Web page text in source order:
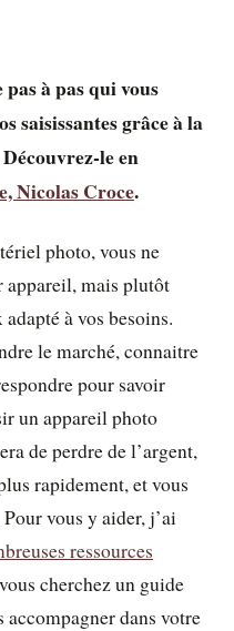
à pas qui vous
saisissantes grâce à la
le en
Nicolas Croce.
photo, vous ne
appareil, mais plutôt
à vos besoins.
le marché, connaitre
pour savoir
un appareil photo
de perdre de l’argent,
rapidement, et vous
vous y aider, j’ai
ressources
cherchez un guide
accompagner dans votre